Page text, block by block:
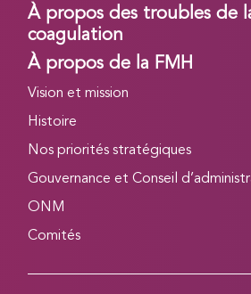
À propos des troubles de
coagulation
À propos de la FMH
Vision et mission
Histoire
Nos priorités stratégiques
Gouvernance et Conseil
ONM
Comités